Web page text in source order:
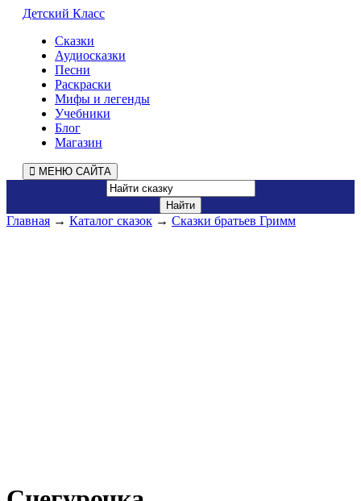
Детский Класс
Сказки
Аудиосказки
Песни
Раскраски
Мифы и легенды
Учебники
Блог
Магазин
МЕНЮ САЙТА
Главная → Каталог сказок → Сказки братьев Гримм